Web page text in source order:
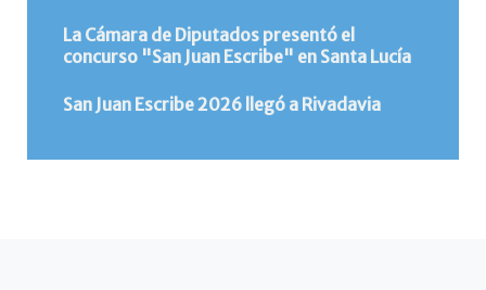
La Cámara de Diputados presentó el
concurso "San Juan Escribe" en Santa Lucía
San Juan Escribe 2026 llegó a Rivadavia